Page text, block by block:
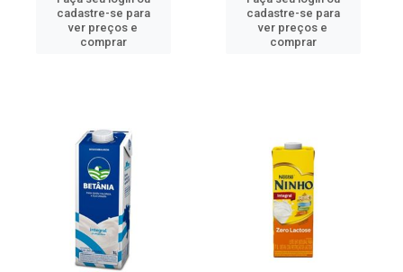
cadastre-se para
ver preços e
comprar
cadastre-se para
ver preços e
comprar